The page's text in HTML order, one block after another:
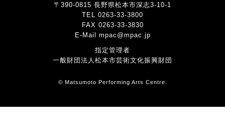
〒390-0815 長野県松本市深志3-10-1
TEL 0263-33-3800
FAX 0263-33-3830
E-Mail mpac@mpac.jp
指定管理者
一般財団法人松本市芸術文化振興財団
© Matsumoto Performing Arts Centre.